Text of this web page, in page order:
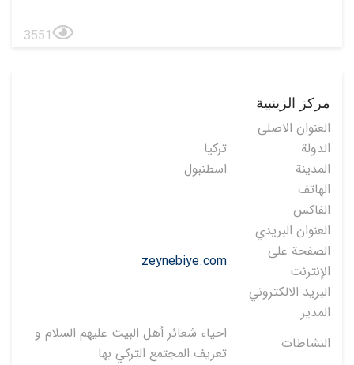
3551
مركز الزينبية
العنوان الاصلی
الدولة
تركيا
المدينة
اسطنبول
الهاتف
الفاكس
العنوان البريدي
الصفحة على
الإنترنت
zeynebiye.com
البريد الالكتروني
المدير
النشاطات
احياء شعائر أهل البيت عليهم السلام و
تعريف المجتمع التركي بها